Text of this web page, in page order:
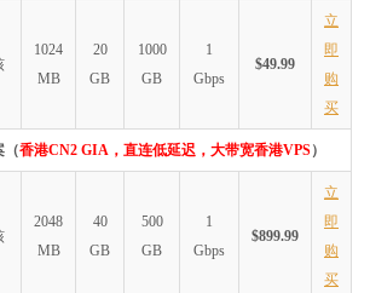
1024
MB
20
GB
1000
GB
1
Gbps
$49.99
立
即
购
买
（香港CN2 GIA，直连低延迟，大带宽香港VPS）
2048
MB
40
GB
500
GB
1
Gbps
$899.99
立
即
购
买